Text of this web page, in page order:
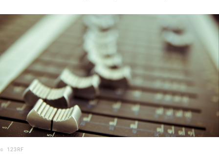
Menu
Home
9 sept: GenAI-training
12 nov: MarketingLive!
Adverteren
Events
Opleidingen
© 123RF